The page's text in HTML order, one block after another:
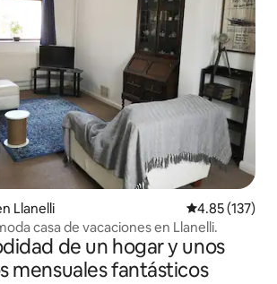
Llanelli Calificación
4.85 (137)
casa de vacaciones en Llanelli.
de un hogar y unos
mensuales fantásticos